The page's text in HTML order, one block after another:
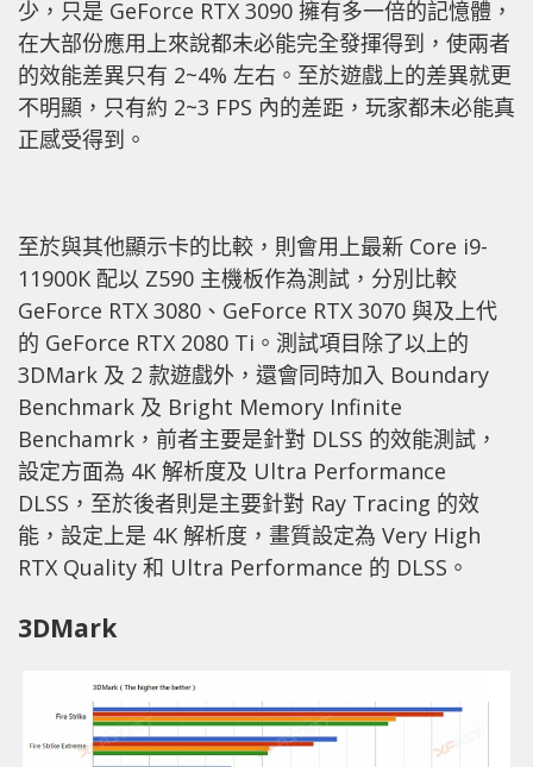
少，只是 GeForce RTX 3090 擁有多一倍的記憶體，
在大部份應用上來說都未必能完全發揮得到，使兩者
的效能差異只有 2~4% 左右。至於遊戲上的差異就更
不明顯，只有約 2~3 FPS 內的差距，玩家都未必能真
正感受得到。
至於與其他顯示卡的比較，則會用上最新 Core i9-
11900K 配以 Z590 主機板作為測試，分別比較
GeForce RTX 3080、GeForce RTX 3070 與及上代
的 GeForce RTX 2080 Ti。測試項目除了以上的
3DMark 及 2 款遊戲外，還會同時加入 Boundary
Benchmark 及 Bright Memory Infinite
Benchamrk，前者主要是針對 DLSS 的效能測試，
設定方面為 4K 解析度及 Ultra Performance
DLSS，至於後者則是主要針對 Ray Tracing 的效
能，設定上是 4K 解析度，畫質設定為 Very High
RTX Quality 和 Ultra Performance 的 DLSS。
3DMark